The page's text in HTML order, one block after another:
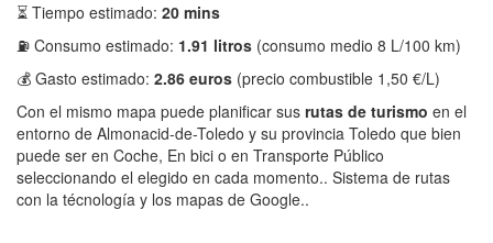
⏳ Tiempo estimado: 20 mins
⛽ Consumo estimado: 1.91 litros (consumo medio 8 L/100 km)
💰 Gasto estimado: 2.86 euros (precio combustible 1,50 €/L)
Con el mismo mapa puede planificar sus rutas de turismo en el
entorno de Almonacid-de-Toledo y su provincia Toledo que bien
puede ser en Coche, En bici o en Transporte Público
seleccionando el elegido en cada momento.. Sistema de rutas
con la técnología y los mapas de Google..